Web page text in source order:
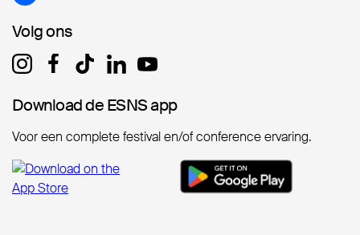
Volg ons
Volg ons
Download de ESNS app
Download de ESNS app
Voor een complete festival en/of conference ervaring.